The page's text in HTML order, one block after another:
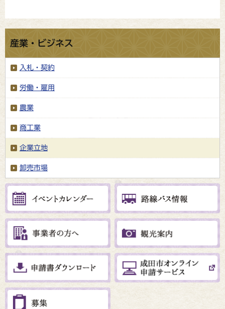
産業・ビジネス
入札・契約
労働・雇用
農業
商工業
企業立地
卸売市場